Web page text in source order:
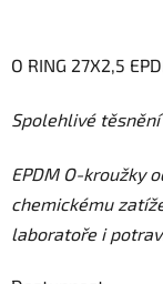
O RING 27X2,5
Spolehlivé
EPDM O-kroužky
chemickému
laboratoře i